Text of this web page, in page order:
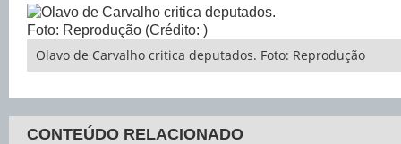
Olavo de Carvalho critica deputados. Foto: Reprodução
CONTEÚDO RELACIONADO